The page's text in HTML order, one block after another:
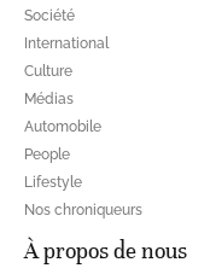
Société
International
Culture
Médias
Automobile
People
Lifestyle
Nos chroniqueurs
À propos de nous